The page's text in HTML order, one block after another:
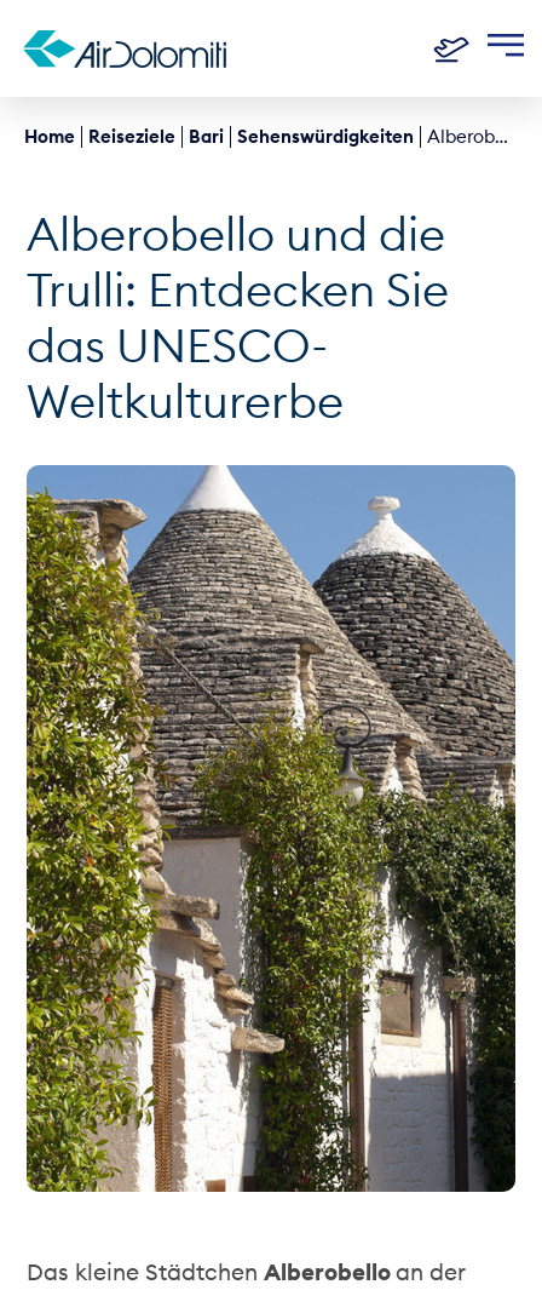
Home Reiseziele Bari Sehenswürdigkeiten Alberobello Und Die Trulli: Entdecken Sie Das UNESCO-Weltkulturerbe
Alberobello und die
Trulli: Entdecken Sie
das UNESCO-
Weltkulturerbe
Das kleine StädtchenAlberobelloan der